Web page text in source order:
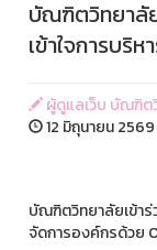
บัณฑิตวิทยาลัย
เข้าใจการบริ
ผู้ดูแลเว็บ บัณฑิต
12 มิถุนายน
บัณฑิตวิทยาลัยเข้าร่
จัดการองค์กรด้วย